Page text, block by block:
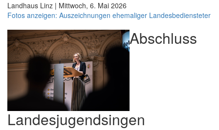
Landhaus Linz | Mittwoch, 6. Mai 2026
Fotos anzeigen: Auszeichnungen ehemaliger Landesbediensteter
Abschluss
Landesjugendsingen